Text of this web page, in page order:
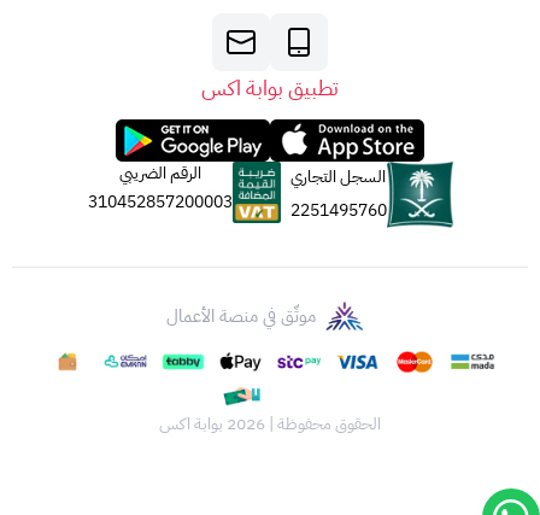
تطبيق بوابة اكس
السجل التجاري
2251495760
الرقم الضريبي
310452857200003
موثّق في منصة الأعمال
الحقوق محفوظة | 2026 بوابة اكس